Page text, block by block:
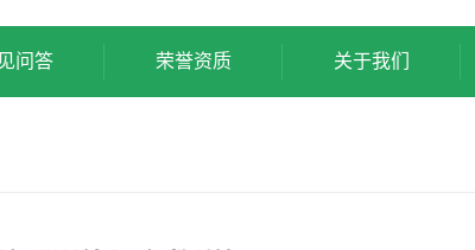
问答 荣誉资质 关于我们